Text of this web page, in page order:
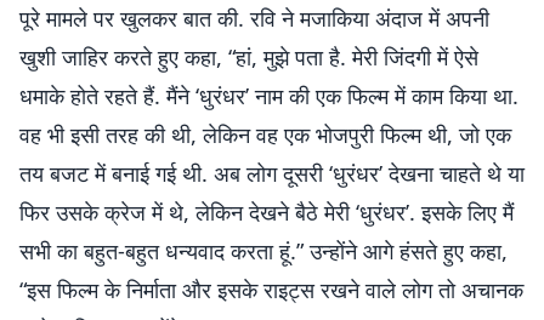
पूरे मामले पर खुलकर बात की. रवि ने मजाकिया अंदाज में अपनी
खुशी जाहिर करते हुए कहा, “हां, मुझे पता है. मेरी जिंदगी में ऐसे
धमाके होते रहते हैं. मैंने ‘धुरंधर’ नाम की एक फिल्म में काम किया था.
वह भी इसी तरह की थी, लेकिन वह एक भोजपुरी फिल्म थी, जो एक
तय बजट में बनाई गई थी. अब लोग दूसरी ‘धुरंधर’ देखना चाहते थे या
फिर उसके क्रेज में थे, लेकिन देखने बैठे मेरी ‘धुरंधर’. इसके लिए मैं
सभी का बहुत-बहुत धन्यवाद करता हूं.” उन्होंने आगे हंसते हुए कहा,
“इस फिल्म के निर्माता और इसके राइट्स रखने वाले लोग तो अचानक